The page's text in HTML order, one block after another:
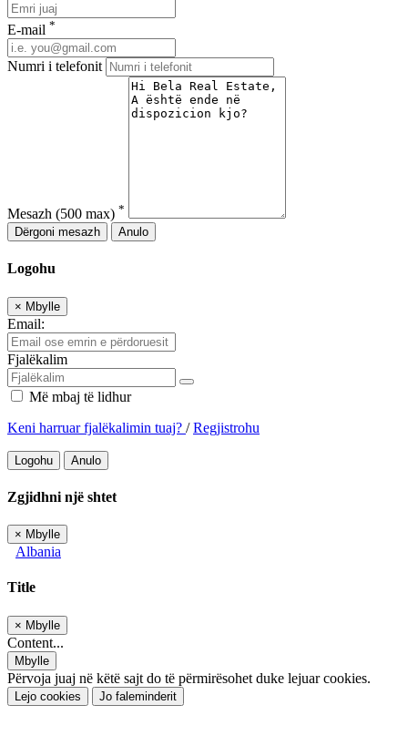
E-mail *
Numri i telefonit
Mesazh (500 max) *
Dërgoni mesazh
Anulo
Logohu
× Mbylle
Email:
Fjalëkalim
Më mbaj të lidhur
Keni harruar fjalëkalimin tuaj? /Regjistrohu
Logohu Anulo
Zgjidhni një shtet
× Mbylle
Albania
Title
× Mbylle
Content...
Mbylle
Përvoja juaj në këtë sajt do të përmirësohet duke lejuar cookies.
Lejo cookies Jo faleminderit